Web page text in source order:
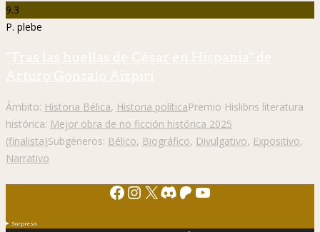
9.3
P. plebe
"Tras las huellas de César en Hispania" de
Arturo Gonzalo Aizpiri
Ámbito: Historia Bélica, Historia políticaPremio Hislibris literatura
histórica: Mejor obra de no ficción histórica 2025
(finalista)Subgéneros: Bélico, Biográfico, Divulgativo, Expositivo,
Narrativo
Facebook
Instagram
X Discord
Patreon
YouTube
Sorpresa